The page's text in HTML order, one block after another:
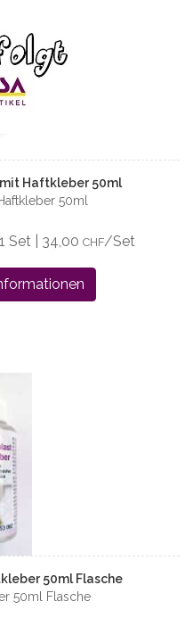
Haftkleber 50ml
50ml
1 Set | 34,00 CHF/Set
50ml Flasche
50ml Flasche